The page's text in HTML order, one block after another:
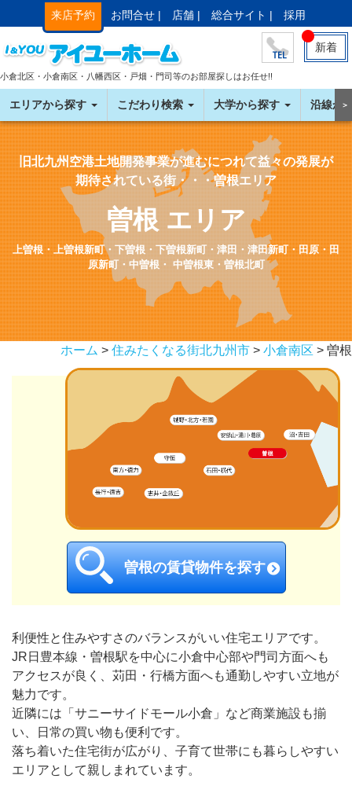
来店予約 お問合せ | 店舗 | 総合サイト | 採用
新着
小倉北区・小倉南区・八幡西区・戸畑・門司等のお部屋探しはお任せ!!
エリアから探す こだわり検索 大学から探す 沿線か＞
旧北九州空港土地開発事業が進むにつれて益々の発展が
期待されている街・・・曽根エリア
曽根 エリア
上曽根・上曽根新町・下曽根・下曽根新町・津田・津田新町・田原・田
原新町・中曽根・ 中曽根東・曽根北町
ホーム > 住みたくなる街北九州市 > 小倉南区 > 曽根
曽根の賃貸物件を探す
利便性と住みやすさのバランスがいい住宅エリアです。
JR日豊本線・曽根駅を中心に小倉中心部や門司方面へも
アクセスが良く、苅田・行橋方面へも通勤しやすい立地が
魅力です。
近隣には「サニーサイドモール小倉」など商業施設も揃
い、日常の買い物も便利です。
落ち着いた住宅街が広がり、子育て世帯にも暮らしやすい
エリアとして親しまれています。